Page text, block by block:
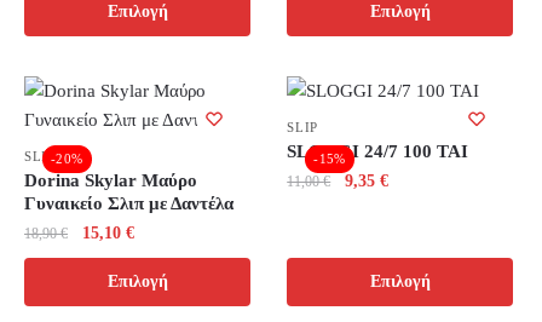
18,40 €.
Επιλογή
έχει
παραλλαγές.
Οι
επιλογές
μπορούν
να
επιλεγούν
σελίδα
8,00 €.
τιμή
είναι:
Επιλογή
το
έχει
πολλαπλές
παραλλαγές.
Οι
να
-20%
SLIP
Dorina Skylar Μαύρο
Γυναικείο Σλιπ με Δαντέλα
18,90€
Original
price
was:
18,90 €.
15,10 €Η
τρέχουσα
τιμή
είναι:
Επιλογή
το
-15%
SLIP
SLOGGI 24/7 100 TAI
11,00€
Original
11,00 €.
9,35€Η
είναι:
9,35 €.
Επιλογή
έχει